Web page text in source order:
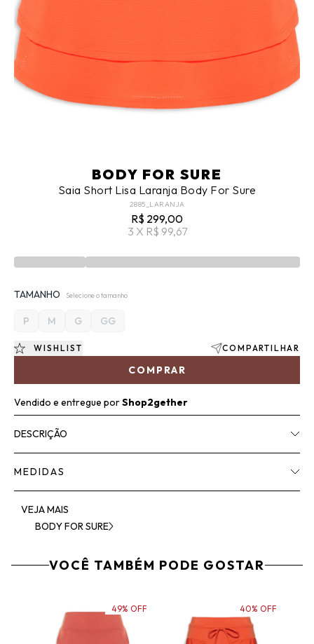
BODY FOR SURE
Saia Short Lisa Laranja Body For Sure
2885_LARANJA
R$ 299,00
3 X R$ 99,67
TAMANHO Selecione o tamanho
P M G GG
COMPRAR
WISHLIST COMPARTILHAR
Vendido e entregue porShop2gether
DESCRIÇÃO
MEDIDAS
VEJA MAIS
BODY FOR SURE
VOCÊ TAMBÉM PODE GOSTAR
49% OFF 40% OFF